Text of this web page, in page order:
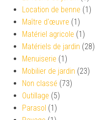
Location de benne (1)
Maître d'œuvre (1)
Matériel agricole (1)
Matériels de jardin (28)
Menuiserie (1)
Mobilier de jardin (23)
Non classé (73)
Outillage (5)
Parasol (1)